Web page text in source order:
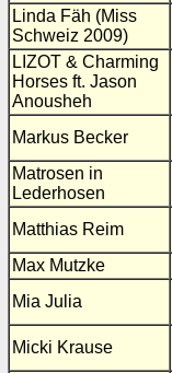
Linda Fäh (Miss
Schweiz 2009)
LIZOT & Charming
Horses ft. Jason
Anousheh
Markus Becker
Matrosen in
Lederhosen
Matthias Reim
Max Mutzke
Mia Julia
Micki Krause